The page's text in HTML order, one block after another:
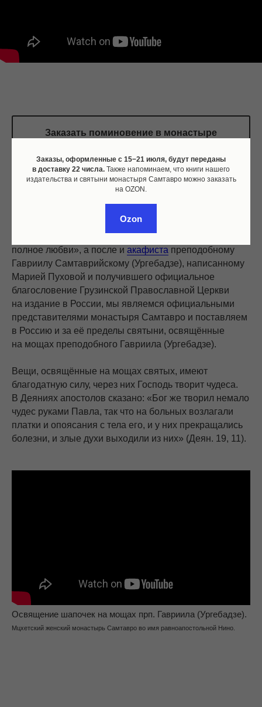
Заказы, оформленные c 15−21 июля, будут переданы
в доставку 22 числа. Также напоминаем, что книги нашего
издательства и святыни монастыря Самтавро можно заказать
на OZON.
Ozon
Заказать поминовение в монастыре
С 2018 года, после выхода в нашем издательстве
Малхаза Джинории «Старец Гавриил: сердце,
полное любви», а после и акафиста преподобному
Гавриилу Самтаврийскому (Ургебадзе), написанному
Марией Пуховой и получившего официальное
благословение Грузинской Православной Церкви
на издание в России, мы являемся официальными
представителями монастыря Самтавро и поставляем
в Россию и за её пределы святыни, освящённые
на мощах преподобного Гавриила (Ургебадзе).
Вещи, освящённые на мощах святых, имеют
благодатную силу, через них Господь творит чудеса.
В Деяниях апостолов сказано: «Бог же творил немало
чудес руками Павла, так что на больных возлагали
платки и опоясания с тела его, и у них прекращались
болезни, и злые духи выходили из них» (Деян. 19, 11).
Освящение шапочек на мощах прп. Гавриила (Ургебадзе).
Мцхетский женский монастырь Самтавро во имя равноапостольной Нино.